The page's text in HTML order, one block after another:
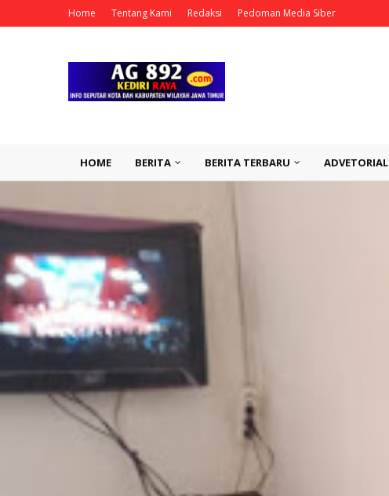
Home Tentang Kami Redaksi Pedoman Media Siber
HOME BERITA BERITA TERBARU ADVETORIAL